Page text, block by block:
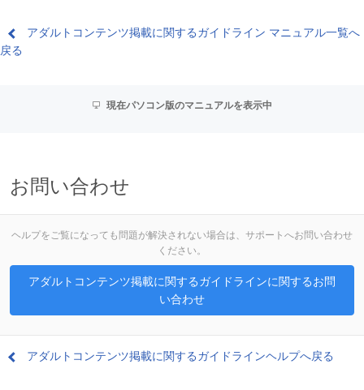
アダルトコンテンツ掲載に関するガイドライン マニュアル一覧へ
戻る
現在パソコン版のマニュアルを表示中
お問い合わせ
ヘルプをご覧になっても問題が解決されない場合は、サポートへお問い合わせ
ください。
アダルトコンテンツ掲載に関するガイドラインに関するお問
い合わせ
アダルトコンテンツ掲載に関するガイドラインヘルプへ戻る